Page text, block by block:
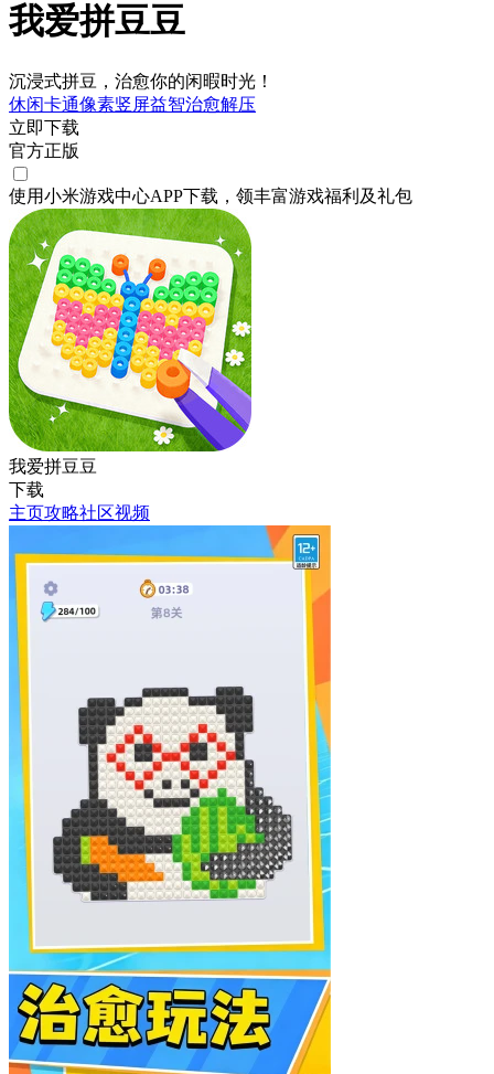
我爱拼豆豆
沉浸式拼豆，治愈你的闲暇时光！
休闲卡通像素竖屏益智治愈解压
立即下载
官方正版
使用小米游戏中心APP下载 ，领丰富游戏福利 及礼包
我爱拼豆豆
下载
主页攻略社区视频